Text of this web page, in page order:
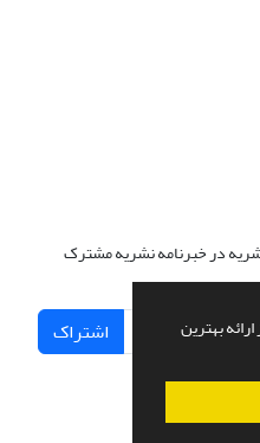
بهترین
در خبرنامه نشریه مشترک
اشتراک